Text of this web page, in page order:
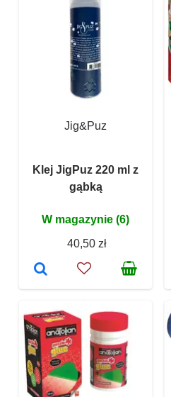
Jig&Puz
Klej JigPuz 220 ml z
gąbką
W magazynie (6)
40,50 zł